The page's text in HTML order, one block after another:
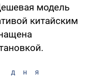
модель
китайским
дня